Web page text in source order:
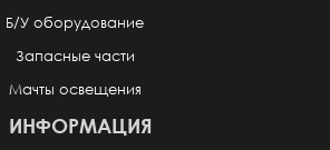
Б/У оборудование
Запасные части
Мачты освещения
ИНФОРМАЦИЯ